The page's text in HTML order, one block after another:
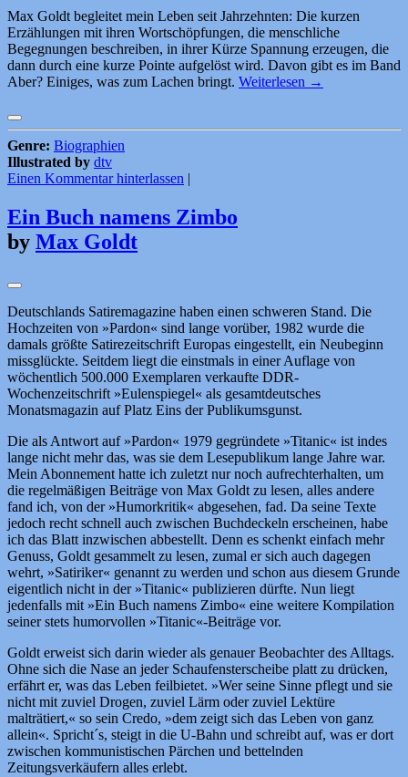
Max Goldt begleitet mein Leben seit Jahrzehnten: Die kurzen
Erzählungen mit ihren Wortschöpfungen, die menschliche
Begegnungen beschreiben, in ihrer Kürze Spannung erzeugen, die
dann durch eine kurze Pointe aufgelöst wird. Davon gibt es im Band
Aber? Einiges, was zum Lachen bringt. Weiterlesen →
Genre: Biographien
Illustrated by dtv
Einen Kommentar hinterlassen
Ein Buch namens Zimbo
by Max Goldt
Deutschlands Satiremagazine haben einen schweren Stand. Die
Hochzeiten von »Pardon« sind lange vorüber, 1982 wurde die
damals größte Satirezeitschrift Europas eingestellt, ein Neubeginn
missglückte. Seitdem liegt die einstmals in einer Auflage von
wöchentlich 500.000 Exemplaren verkaufte DDR-
Wochenzeitschrift »Eulenspiegel« als gesamtdeutsches
Monatsmagazin auf Platz Eins der Publikumsgunst.
Die als Antwort auf »Pardon« 1979 gegründete »Titanic« ist indes
lange nicht mehr das, was sie dem Lesepublikum lange Jahre war.
Mein Abonnement hatte ich zuletzt nur noch aufrechterhalten, um
die regelmäßigen Beiträge von Max Goldt zu lesen, alles andere
fand ich, von der »Humorkritik« abgesehen, fad. Da seine Texte
jedoch recht schnell auch zwischen Buchdeckeln erscheinen, habe
ich das Blatt inzwischen abbestellt. Denn es schenkt einfach mehr
Genuss, Goldt gesammelt zu lesen, zumal er sich auch dagegen
wehrt, »Satiriker« genannt zu werden und schon aus diesem Grunde
eigentlich nicht in der »Titanic« publizieren dürfte. Nun liegt
jedenfalls mit »Ein Buch namens Zimbo« eine weitere Kompilation
seiner stets humorvollen »Titanic«-Beiträge vor.
Goldt erweist sich darin wieder als genauer Beobachter des Alltags.
Ohne sich die Nase an jeder Schaufensterscheibe platt zu drücken,
erfährt er, was das Leben feilbietet. »Wer seine Sinne pflegt und sie
nicht mit zuviel Drogen, zuviel Lärm oder zuviel Lektüre
malträtiert,« so sein Credo, »dem zeigt sich das Leben von ganz
allein«. Spricht´s, steigt in die U-Bahn und schreibt auf, was er dort
zwischen kommunistischen Pärchen und bettelnden
Zeitungsverkäufern alles erlebt.